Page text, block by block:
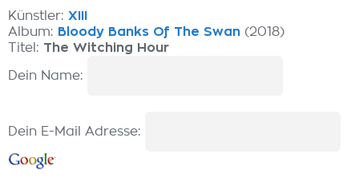
Künstler: XIII
Album: Bloody Banks Of The Swan (2018)
Titel: The Witching Hour
Dein Name:
Dein E-Mail Adresse: